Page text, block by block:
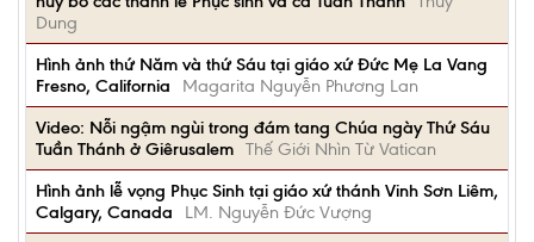
Dung
Hình ảnh thứ Năm và thứ Sáu tại giáo xứ Đức Mẹ La Vang
Fresno, California
Magarita Nguyễn Phương Lan
Video: Nỗi ngậm ngùi trong đám tang Chúa ngày Thứ Sáu
Tuần Thánh ở Giêrusalem Thế Giới Nhìn Từ Vatican
Hình ảnh lễ vọng Phục Sinh tại giáo xứ thánh Vinh Sơn Liêm,
Calgary, Canada
LM. Nguyễn Đức Vượng